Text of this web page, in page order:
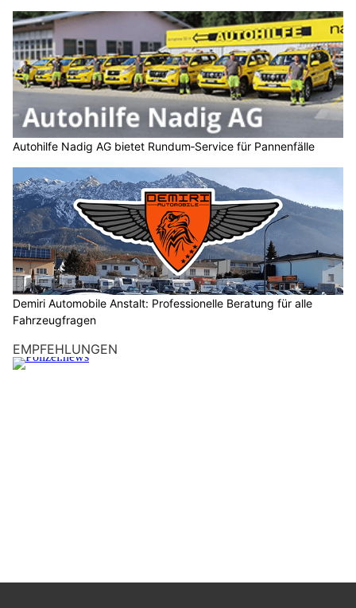
Autohilfe Nadig AG bietet Rundum‑Service für Pannenfälle
Demiri Automobile Anstalt: Professionelle Beratung für alle
Fahrzeugfragen
EMPFEHLUNGEN